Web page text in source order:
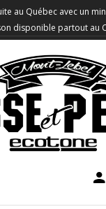
au Québec avec un
disponible partout au